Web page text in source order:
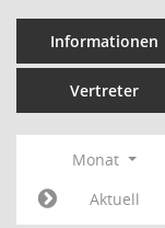
Informationen
Vertreter
Monat
Aktuell